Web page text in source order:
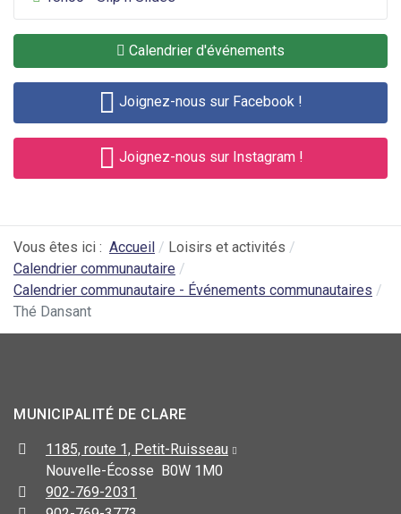
Calendrier d'événements
Joignez-nous sur Facebook !
Joignez-nous sur Instagram !
Vous êtes ici : Accueil
Loisirs et activités
Calendrier communautaire
Calendrier communautaire - Événements communautaires
Thé Dansant
MUNICIPALITÉ DE CLARE
1185, route 1, Petit-Ruisseau
Nouvelle-Écosse B0W 1M0
902-769-2031